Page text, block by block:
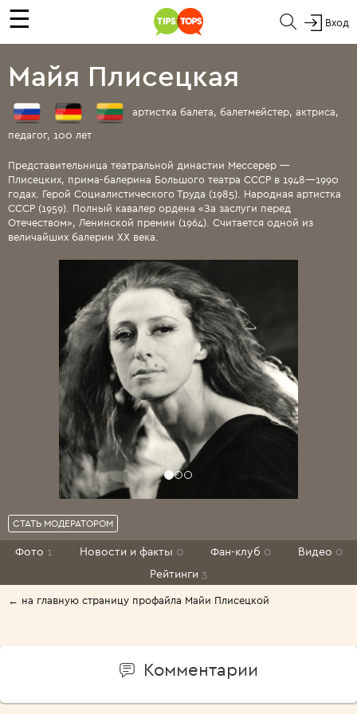
☰ Вход
Майя Плисецкая
артистка балета, балетмейстер, актриса,
педагог, 100 лет
Представительница театральной династии Мессерер —
Плисецких, прима-балерина Большого театра СССР в 1948—1990
годах. Герой Социалистического Труда (1985). Народная артистка
СССР (1959). Полный кавалер ордена «За заслуги перед
Отечеством», Ленинской премии (1964). Считается одной из
величайших балерин XX века.
СТАТЬ МОДЕРАТОРОМ
Фото 1 Новости и факты 0 Фан-клуб 0 Видео 0
Рейтинги 3
← на главную страницу профайла Майи Плисецкой
Комментарии